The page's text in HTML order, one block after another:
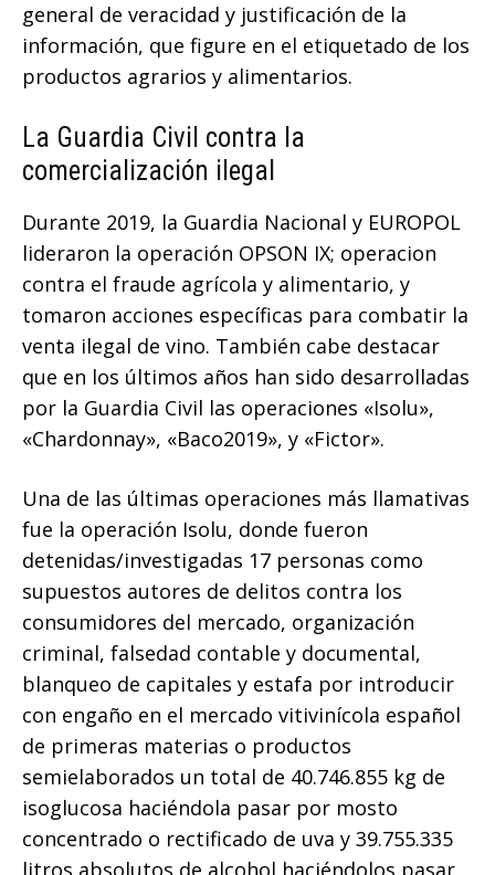
general de veracidad y justificación de la
información, que figure en el etiquetado de los
productos agrarios y alimentarios.
La Guardia Civil contra la
comercialización ilegal
Durante 2019, la Guardia Nacional y EUROPOL
lideraron la operación OPSON IX; operacion
contra el fraude agrícola y alimentario, y
tomaron acciones específicas para combatir la
venta ilegal de vino. También cabe destacar
que en los últimos años han sido desarrolladas
por la Guardia Civil las operaciones «Isolu»,
«Chardonnay», «Baco2019», y «Fictor».
Una de las últimas operaciones más llamativas
fue la operación Isolu, donde fueron
detenidas/investigadas 17 personas como
supuestos autores de delitos contra los
consumidores del mercado, organización
criminal, falsedad contable y documental,
blanqueo de capitales y estafa por introducir
con engaño en el mercado vitivinícola español
de primeras materias o productos
semielaborados un total de 40.746.855 kg de
isoglucosa haciéndola pasar por mosto
concentrado o rectificado de uva y 39.755.335